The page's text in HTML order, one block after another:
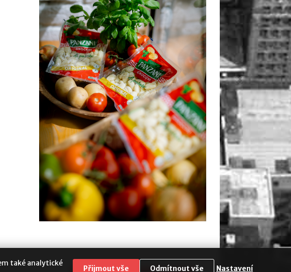
také analytické
Přijmout vše Odmítnout vše Nastavení